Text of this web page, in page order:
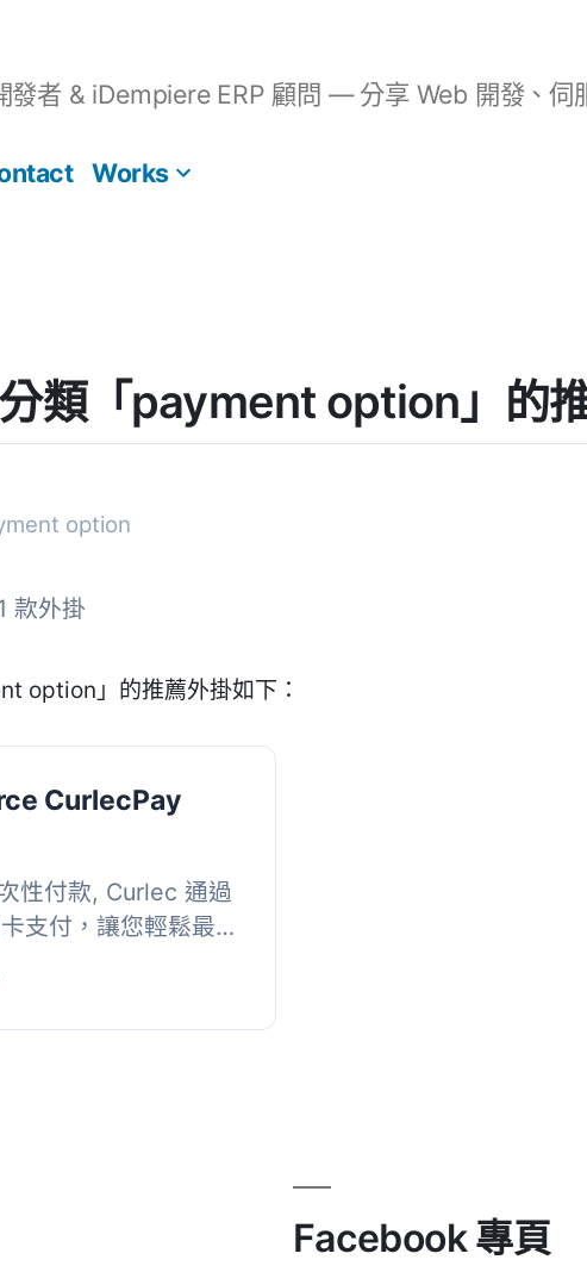
發者 & iDempiere ERP 顧問 — 分享 Web 開發、伺
Works
類「payment option」的
option
款外掛
option」的推薦外掛如下：
CurlecPay
性付款, Curlec 通過
支付，讓您輕鬆最大
無縫地集成到 API、
是...
Facebook 專頁